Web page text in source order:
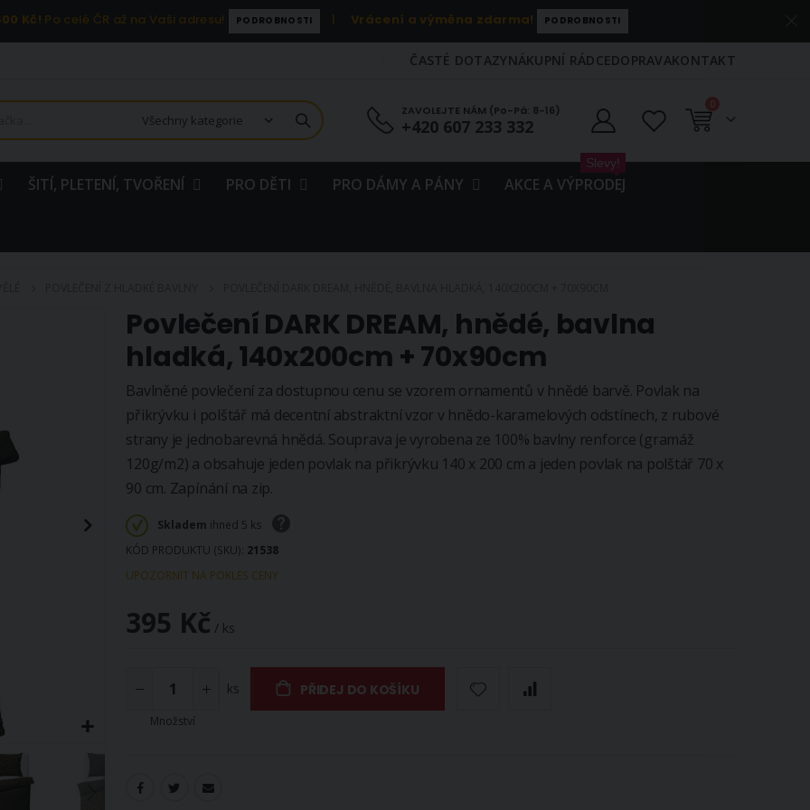
Kč! Po celé ČR až na Vaši adresu! PODROBNOSTI | Vrácení a výměna zdarma! PODROBNOSTI
ČASTÉ DOTAZYNÁKUPNÍ RÁDCEDOPRAVAKONTAKT
ZAVOLEJTE NÁM (Po-Pá: 8-16)
+420 607 233 332 Košík
0položky
ŠITÍ, PLETENÍ, TVOŘENÍ PRO DĚTI PRO DÁMY A PÁNY AKCE A VÝPRODEJ
Slevy!
Povlečení DARK DREAM, hnědé, bavlna
hladká, 140x200cm + 70x90cm
Bavlněné povlečení za dostupnou cenu se vzorem ornamentů v hnědé barvě. Povlak na
přikrývku i polštář má decentní abstraktní vzor v hnědo-karamelových odstínech, z rubové
strany je jednobarevná hnědá. Souprava je vyrobena ze 100% bavlny renforce (gramáž
120g/m2) a obsahuje jeden povlak na přikrývku 140 x 200 cm a jeden povlak na polštář 70 x
90 cm. Zapínání na zip.
Skladem ihned 5 ks
KÓD PRODUKTU (SKU) 21538
UPOZORNIT NA POKLES CENY
395 Kč / ks
Množství
ks PŘIDEJ DO KOŠÍKU